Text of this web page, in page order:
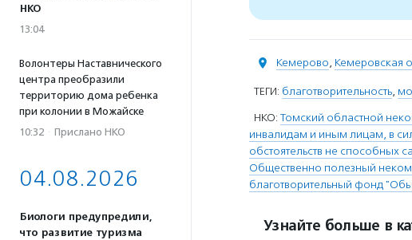
НКО
13:04
Волонтеры Наставнического
центра преобразили
территорию дома ребенка
при колонии в Можайске
10:32 · Прислано НКО
04.08.2026
Биологи предупредили,
что развитие туризма
Кемерово, Кемеровская
ТЕГИ: благотворительность,
НКО: Томский областной
инвалидам и иным лицам, в
обстоятельств не способных
Общественно полезный
благотворительный фонд
Узнайте больше в